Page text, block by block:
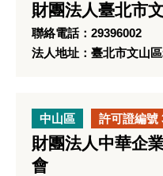
財團法人臺北市
聯絡電話：29396002
法人地址：臺北市文山
中山區 許可證編號
財團法人中華企
會